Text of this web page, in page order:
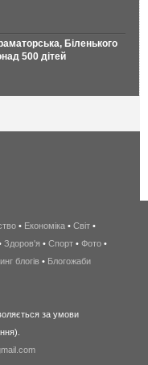
Біленького
500 дітей
беспроводной
интернет
киев
wimax
в
• Економіка • Світ •
Здоров'я • Спорт • Фото •
блогів • Блогожаби
за умови